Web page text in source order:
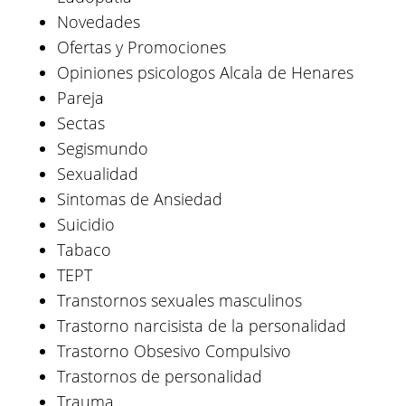
Novedades
Ofertas y Promociones
Opiniones psicologos Alcala de Henares
Pareja
Sectas
Segismundo
Sexualidad
Sintomas de Ansiedad
Suicidio
Tabaco
TEPT
Transtornos sexuales masculinos
Trastorno narcisista de la personalidad
Trastorno Obsesivo Compulsivo
Trastornos de personalidad
Trauma